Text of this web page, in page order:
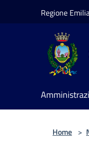
Regione
Home >